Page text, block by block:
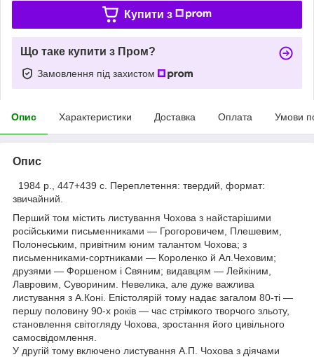
Купити з
Що таке купити з Пром?
Замовлення під захистом
Опис Характеристики Доставка Оплата Умови
Опис
1984 р., 447+439 с. Переплетення: твердий, формат:
звичайний.
Перший том містить листування Чохова з найстарішими
російськими письменниками — Грогоровичем, Плешевим,
Полонеським, привітним юним талантом Чохова; з
письменниками-сортниками — Короленко й Ал.Чеховим;
друзями — Форшеном і Свяним; видавцям — Лейкіним,
Лавровим, Сувориним. Невелика, але дуже важлива
листування з А.Коні. Епістолярій тому надає загалом 80-ті —
першу половину 90-х років — час стрімкого творчого зльоту,
становлення світогляду Чохова, зростання його цивільного
самосвідомлення.
У другій тому включено листування А.П. Чохова з діячами